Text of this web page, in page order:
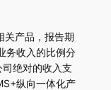
关产品，报告期
务收入的比例分
绝对的收入支
纵向一体化产